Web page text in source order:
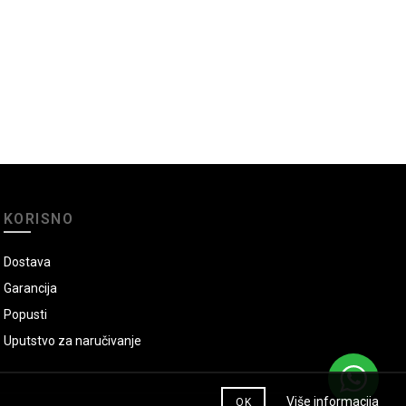
KORISNO
Dostava
Garancija
Popusti
Uputstvo za naručivanje
OK Više informacija